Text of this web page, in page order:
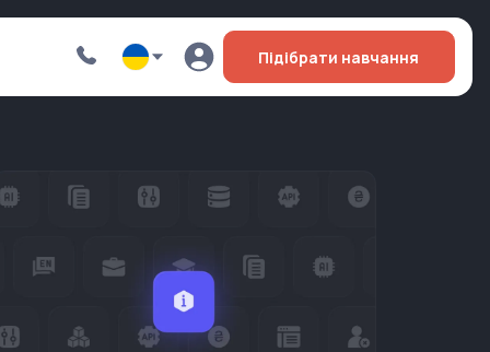
Підібрати навчання